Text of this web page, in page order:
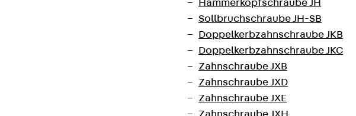
Hammerkopfschraube JH
Sollbruchschraube JH-SB
Doppelkerbzahnschraube JKB
Doppelkerbzahnschraube JKC
Zahnschraube JXB
Zahnschraube JXD
Zahnschraube JXE